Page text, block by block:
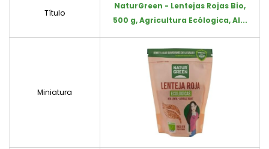
Título
NaturGreen - Lentejas Rojas Bio,
500 g, Agricultura Ecólogica, Al...
Miniatura